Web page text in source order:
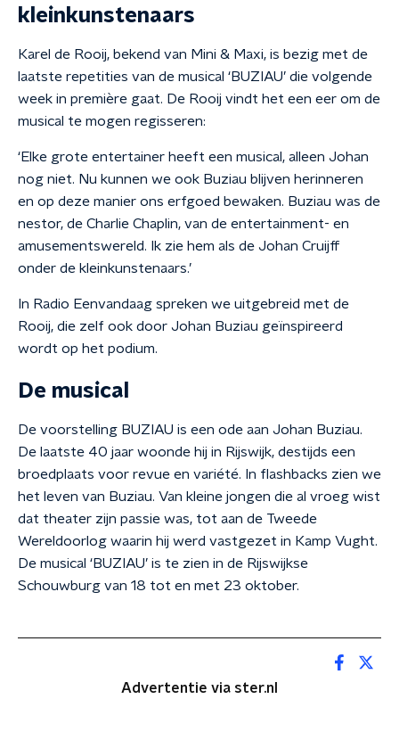
kleinkunstenaars
Karel de Rooij, bekend van Mini & Maxi, is bezig met de
laatste repetities van de musical ‘BUZIAU’ die volgende
week in première gaat. De Rooij vindt het een eer om de
musical te mogen regisseren:
‘Elke grote entertainer heeft een musical, alleen Johan
nog niet. Nu kunnen we ook Buziau blijven herinneren
en op deze manier ons erfgoed bewaken. Buziau was de
nestor, de Charlie Chaplin, van de entertainment- en
amusementswereld. Ik zie hem als de Johan Cruijff
onder de kleinkunstenaars.’
In Radio Eenvandaag spreken we uitgebreid met de
Rooij, die zelf ook door Johan Buziau geïnspireerd
wordt op het podium.
De musical
De voorstelling BUZIAU is een ode aan Johan Buziau.
De laatste 40 jaar woonde hij in Rijswijk, destijds een
broedplaats voor revue en variété. In flashbacks zien we
het leven van Buziau. Van kleine jongen die al vroeg wist
dat theater zijn passie was, tot aan de Tweede
Wereldoorlog waarin hij werd vastgezet in Kamp Vught.
De musical ‘BUZIAU’ is te zien in de Rijswijkse
Schouwburg van 18 tot en met 23 oktober.
Advertentie via ster.nl